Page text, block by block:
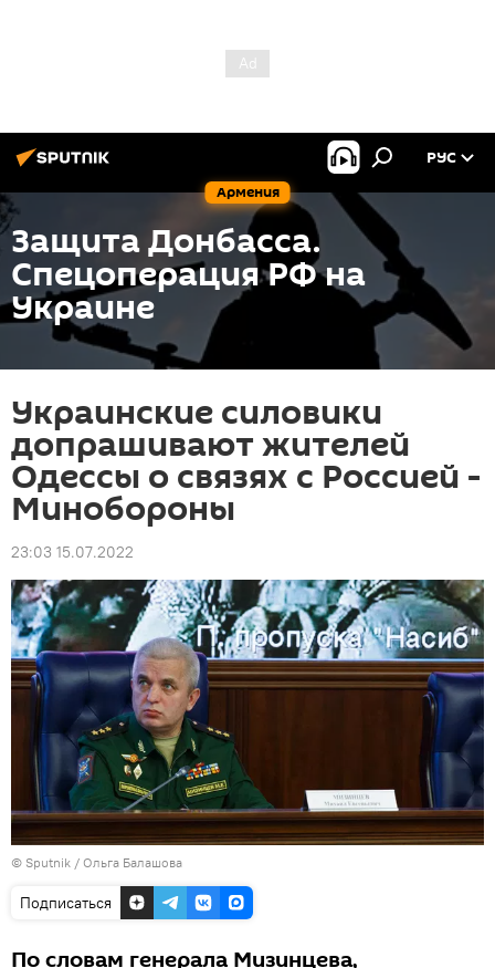
Армения
РУС
Защита Донбасса.
Спецоперация РФ на
Украине
Украинские силовики
допрашивают жителей
Одессы о связях с Россией -
Минобороны
23:03 15.07.2022
© Sputnik / Ольга Балашова
Подписаться
По словам генерала Мизинцева,